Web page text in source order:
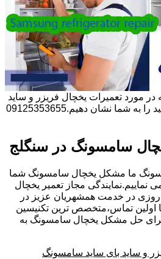
در مورد تعمیرات یخچال فریزر و ساید
بای ساید سامسونگ باید بدانید را به شما نشان دهیم.09125353655
سامسونگ در سنگلج
ما مشکل یخچال سامسونگ شما
مجاز تعمیر یخچال
در خدمت همشهریان عزیز در
اولین تماس،متخصص ترین تکنیسین
حل مشکل یخچال سامسونگ به
و ساید بای ساید سامسونگ